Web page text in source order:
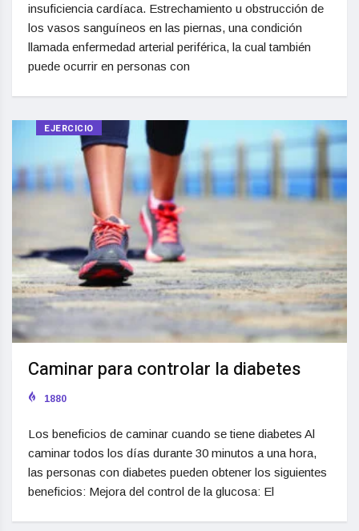
insuficiencia cardíaca. Estrechamiento u obstrucción de
los vasos sanguíneos en las piernas, una condición
llamada enfermedad arterial periférica, la cual también
puede ocurrir en personas con
EJERCICIO
Caminar para controlar la diabetes
1880
Los beneficios de caminar cuando se tiene diabetes Al
caminar todos los días durante 30 minutos a una hora,
las personas con diabetes pueden obtener los siguientes
beneficios: Mejora del control de la glucosa: El